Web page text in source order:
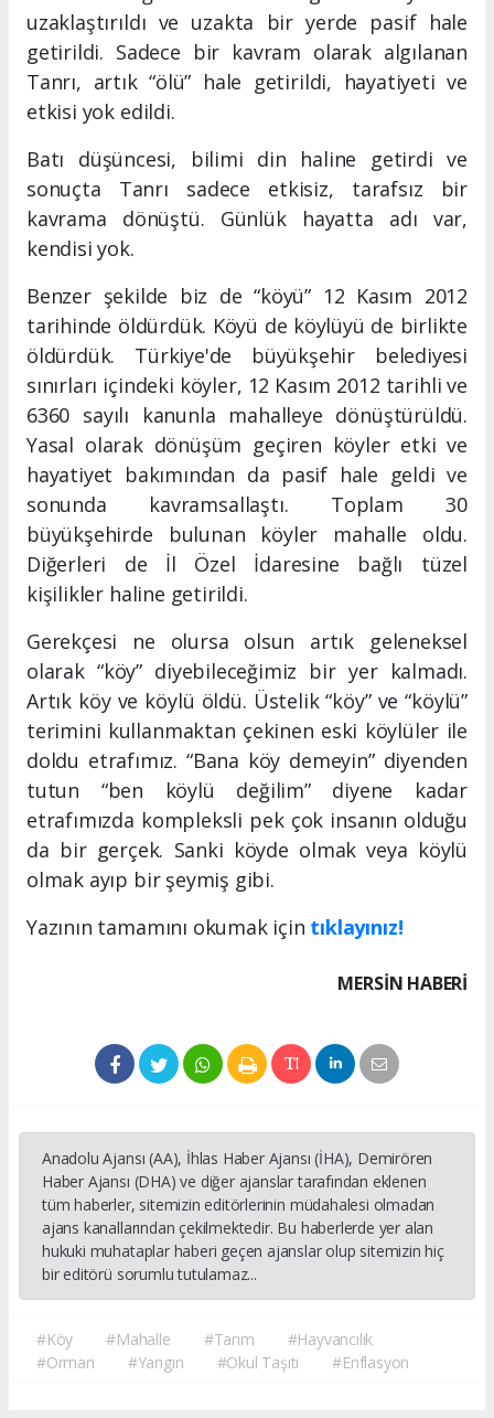
uzaklaştırıldı ve uzakta bir yerde pasif hale
getirildi. Sadece bir kavram olarak algılanan
Tanrı, artık “ölü” hale getirildi, hayatiyeti ve
etkisi yok edildi.
Batı düşüncesi, bilimi din haline getirdi ve
sonuçta Tanrı sadece etkisiz, tarafsız bir
kavrama dönüştü. Günlük hayatta adı var,
kendisi yok.
Benzer şekilde biz de “köyü” 12 Kasım 2012
tarihinde öldürdük. Köyü de köylüyü de birlikte
öldürdük. Türkiye'de büyükşehir belediyesi
sınırları içindeki köyler, 12 Kasım 2012 tarihli ve
6360 sayılı kanunla mahalleye dönüştürüldü.
Yasal olarak dönüşüm geçiren köyler etki ve
hayatiyet bakımından da pasif hale geldi ve
sonunda kavramsallaştı. Toplam 30
büyükşehirde bulunan köyler mahalle oldu.
Diğerleri de İl Özel İdaresine bağlı tüzel
kişilikler haline getirildi.
Gerekçesi ne olursa olsun artık geleneksel
olarak “köy” diyebileceğimiz bir yer kalmadı.
Artık köy ve köylü öldü. Üstelik “köy” ve “köylü”
terimini kullanmaktan çekinen eski köylüler ile
doldu etrafımız. “Bana köy demeyin” diyenden
tutun “ben köylü değilim” diyene kadar
etrafımızda kompleksli pek çok insanın olduğu
da bir gerçek. Sanki köyde olmak veya köylü
olmak ayıp bir şeymiş gibi.
Yazının tamamını okumak için tıklayınız!
MERSIN HABERİ
Anadolu Ajansı (AA), İhlas Haber Ajansı (İHA), Demirören
Haber Ajansı (DHA) ve diğer ajanslar tarafından eklenen
tüm haberler, sitemizin editörlerinin müdahalesi olmadan
ajans kanallarından çekilmektedir. Bu haberlerde yer alan
hukuki muhataplar haberi geçen ajanslar olup sitemizin hiç
bir editörü sorumlu tutulamaz...
#Köy #Mahalle #Tarım
#Hayvancılık
#Orman
#Yangın #Okul Taşıtı #Enflasyon